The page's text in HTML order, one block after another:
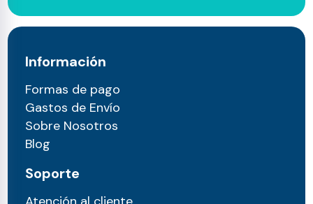
Información
Formas de pago
Gastos de Envío
Sobre Nosotros
Blog
Soporte